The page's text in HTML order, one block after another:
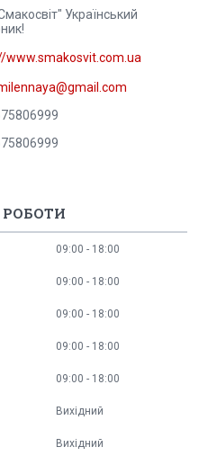
Український
www.smakosvit.com.ua
РОБОТИ
09:00 18:00
09:00 18:00
09:00 18:00
09:00 18:00
09:00 18:00
Вихідний
Вихідний